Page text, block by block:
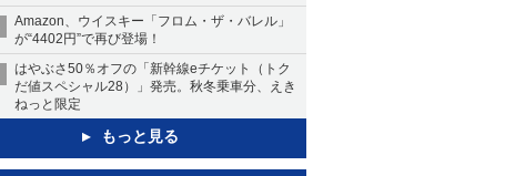
Amazon、ウイスキー「フロム・ザ・バレル」
が“4402円”で再び登場！
はやぶさ50％オフの「新幹線eチケット（トク
だ値スペシャル28）」発売。秋冬乗車分、えき
ねっと限定
もっと見る